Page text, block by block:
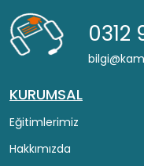
0312
KURUMSAL
Eğitimlerimiz
Hakkımızda